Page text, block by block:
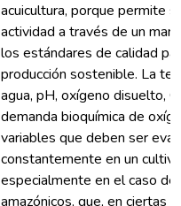
acuicultura, porque permite
actividad a través de un
los estándares de calidad
producción sostenible. La
agua, pH, oxígeno disuelto,
demanda bioquímica de
variables que deben ser
constantemente en un
especialmente en el caso
amazónicos, que, en ciertas